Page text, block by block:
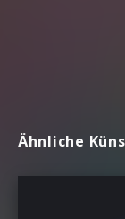
Ähnliche